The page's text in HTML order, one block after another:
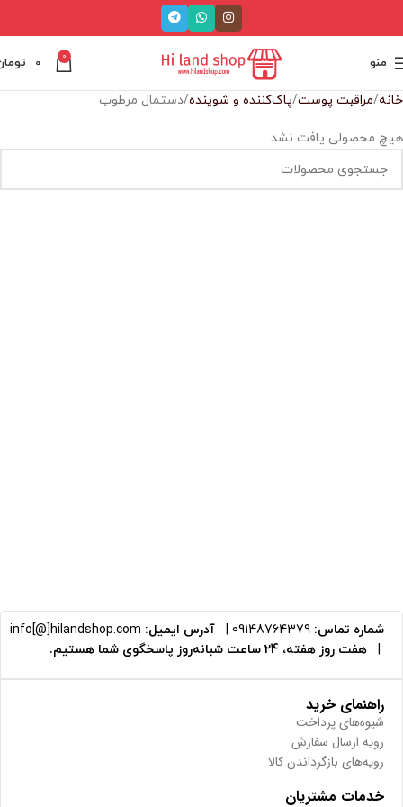
منو 0
0
خانه مراقبت پوست پاک‌کننده و شوینده دستمال مرطوب
هیچ محصولی یافت نشد.
شماره تماس: 09148764379 آدرس ایمیل: info[@]hilandshop.com
هفت روز هفته، 24 ساعت شبانه‌روز پاسخگوی شما هستیم.
راهنمای خرید
شیوه‌های پرداخت
رویه ارسال سفارش
رویه‌های بازگرداندن کالا
خدمات مشتریان